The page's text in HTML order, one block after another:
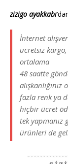
zizigo ayakkabı
İnternet
ücretsiz
ortalama
48 saatte
fazla renk ya
hiçbir ücret
tek yapmanız
ürünleri de